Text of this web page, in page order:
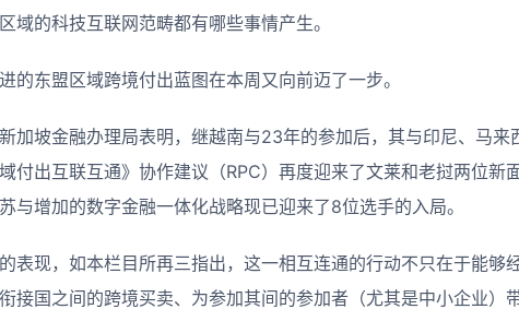
域的科技互联网范畴都有哪些事情产生。
的东盟区域跨境付出蓝图在本周又向前迈了一步。
加坡金融办理局表明，继越南与23年的参加后，其与印尼、马
付出互联互通》协作建议（RPC）再度迎来了文莱和老挝两位新
与增加的数字金融一体化战略现已迎来了8位选手的入局。
表现，如本栏目所再三指出，这一相互连通的行动不只在于能够
接国之间的跨境买卖、为参加其间的参加者（尤其是中小企业）